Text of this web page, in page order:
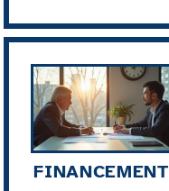
FINANCEMENT